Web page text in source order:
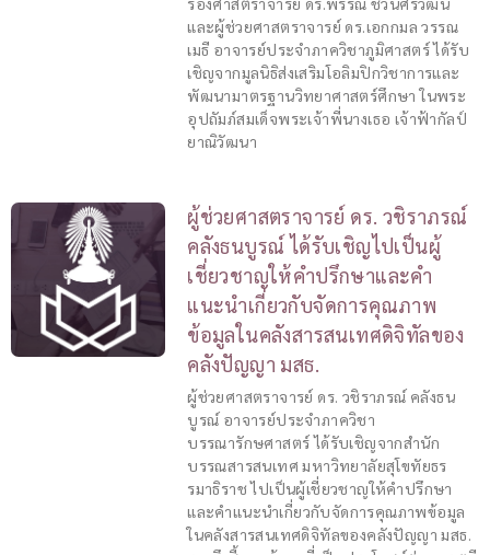
และผู้ช่วยศาสตราจารย์ ดร.เอกกมล วรรณ
เมธี อาจารย์ประจำภาควิชาภูมิศาสตร์ ได้รับ
เชิญจากมูลนิธิส่งเสริมโอลิมปิกวิชาการและ
พัฒนามาตรฐานวิทยาศาสตร์ศึกษา ในพระ
อุปถัมภ์สมเด็จพระเจ้าพี่นางเธอ เจ้าฟ้ากัลป์
ยาณิวัฒนา
ผู้ช่วยศาสตราจารย์ ดร. วชิราภรณ์
คลังธนบูรณ์ ได้รับเชิญไปเป็นผู้
เชี่ยวชาญให้คำปรึกษาและคำ
แนะนำเกี่ยวกับจัดการคุณภาพ
ข้อมูลในคลังสารสนเทศดิจิทัลของ
คลังปัญญา มสธ.
ผู้ช่วยศาสตราจารย์ ดร. วชิราภรณ์ คลังธน
บูรณ์ อาจารย์ประจำภาควิชา
บรรณารักษศาสตร์ ได้รับเชิญจากสำนัก
บรรณสารสนเทศ มหาวิทยาลัยสุโขทัยธร
รมาธิราช ไปเป็นผู้เชี่ยวชาญให้คำปรึกษา
และคำแนะนำเกี่ยวกับจัดการคุณภาพข้อมูล
ในคลังสารสนเทศดิจิทัลของคลังปัญญา มสธ.